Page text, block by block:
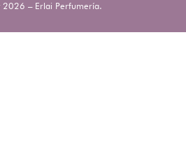
– Erlai Perfumería.